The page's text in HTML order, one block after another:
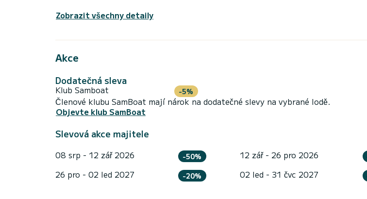
Zobrazit všechny detaily
Akce
Dodatečná sleva
Klub Samboat -5%
Členové klubu SamBoat mají nárok na dodatečné slevy na vybrané lodě.
Objevte klub SamBoat
Slevová akce majitele
08 srp - 12 zář 2026 -50% 12 zář - 26 pro 2026
26 pro - 02 led 2027 -20% 02 led - 31 čvc 2027